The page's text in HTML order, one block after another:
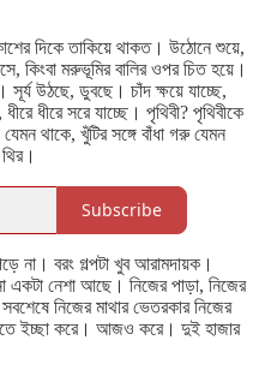
দিকে তাকিয়ে থাকত। উঠোনে শুয়ে,
কিংবা মরুভূমির বালির ওপর চিত হয়ে।
উঠছে, ডুবছে। চাঁদ ক্ষয়ে যাচ্ছে,
ধীরে সরে যাচ্ছে। পৃথিবী? পৃথিবীকে
থাকে, খুঁটির সঙ্গে বাঁধা গরু যেমন
Subscribe
না। বরং গল্পটা খুব আরামদায়ক।
একটা নেশা আছে। নিজের পাড়া, নিজের
নিজের মাথার ভেতরকার নিজের
ইচ্ছা করে। আজও করে। দুই হাজার